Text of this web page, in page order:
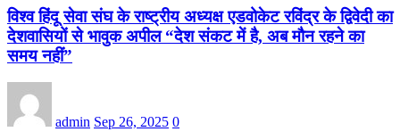
विश्व हिंदू सेवा संघ के राष्ट्रीय अध्यक्ष एडवोकेट रविंद्र के द्विवेदी का
देशवासियों से भावुक अपील “देश संकट में है, अब मौन रहने का
समय नहीं”
admin Sep 26, 2025 0